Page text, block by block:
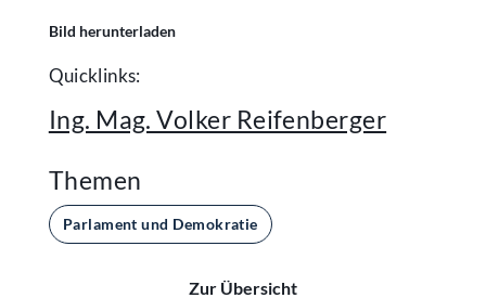
Bild herunterladen
Quicklinks:
Ing. Mag. Volker Reifenberger
Themen
Parlament und Demokratie
Zur Übersicht